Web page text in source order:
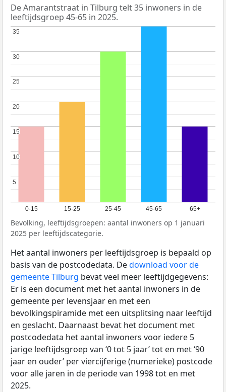
De Amarantstraat in Tilburg telt 35 inwoners in de
leeftijdsgroep 45-65 in 2025.
0-15 15-25 25-45 45-65 65+
5
5
10
10
15
15
20
20
25
25
30
30
35
35
Bevolking, leeftijdsgroepen: aantal inwoners op 1 januari
2025 per leeftijdscategorie.
Het aantal inwoners per leeftijdsgroep is bepaald op
basis van de postcodedata. Dedownload voor de
gemeente Tilburg bevat veel meer leeftijdgegevens:
Er is een document met het aantal inwoners in de
gemeente per levensjaar en met een
bevolkingspiramide met een uitsplitsing naar leeftijd
en geslacht. Daarnaast bevat het document met
postcodedata het aantal inwoners voor iedere 5
jarige leeftijdsgroep van ‘0 tot 5 jaar’ tot en met ‘90
jaar en ouder’ per viercijferige (numerieke) postcode
voor alle jaren in de periode van 1998 tot en met
2025.